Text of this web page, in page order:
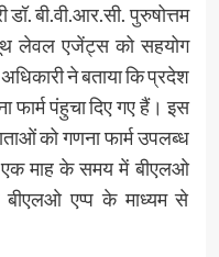
डॉ. बी.वी.आर.सी. पुरुषोत्तम
लेवल एजेंट्स को सहयोग
ने बताया कि प्रदेश
पंहुचा दिए गए हैं। इस
को गणना फार्म उपलब्ध
माह के समय में बीएलओ
बीएलओ एप्प के माध्यम से